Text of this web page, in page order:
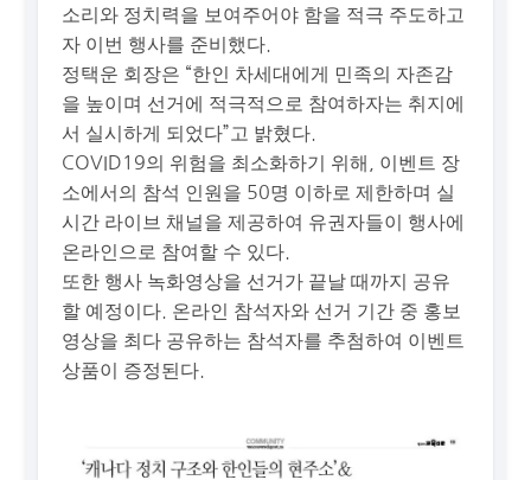
소리와 정치력을 보여주어야 함을 적극 주도하고
자 이번 행사를 준비했다.
정택운 회장은 “한인 차세대에게 민족의 자존감
을 높이며 선거에 적극적으로 참여하자는 취지에
서 실시하게 되었다”고 밝혔다.
COVID19의 위험을 최소화하기 위해, 이벤트 장
소에서의 참석 인원을 50명 이하로 제한하며 실
시간 라이브 채널을 제공하여 유권자들이 행사에
온라인으로 참여할 수 있다.
또한 행사 녹화영상을 선거가 끝날 때까지 공유
할 예정이다. 온라인 참석자와 선거 기간 중 홍보
영상을 최다 공유하는 참석자를 추첨하여 이벤트
상품이 증정된다.